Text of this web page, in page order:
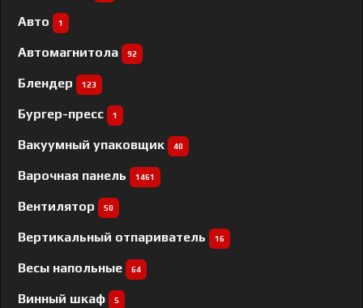
Авто 1
Автомагнитола 92
Блендер 123
Бургер-пресс 1
Вакуумный упаковщик 40
Варочная панель 1461
Вентилятор 50
Вертикальный отпариватель 16
Весы напольные 64
Винный шкаф 5